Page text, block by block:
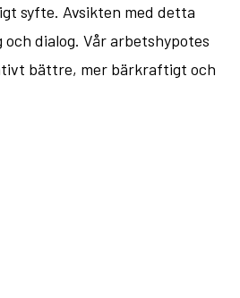
syfte. Avsikten med detta
dialog. Vår arbetshypotes
bättre, mer bärkraftigt och